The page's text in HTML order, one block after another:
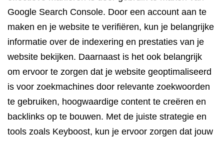
Google Search Console. Door een account aan te
maken en je website te verifiëren, kun je belangrijke
informatie over de indexering en prestaties van je
website bekijken. Daarnaast is het ook belangrijk
om ervoor te zorgen dat je website geoptimaliseerd
is voor zoekmachines door relevante zoekwoorden
te gebruiken, hoogwaardige content te creëren en
backlinks op te bouwen. Met de juiste strategie en
tools zoals Keyboost, kun je ervoor zorgen dat jouw